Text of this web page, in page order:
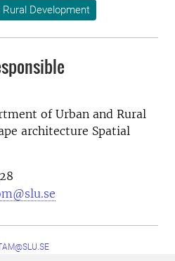
Development
of Urban and Rural
architecture Spatial